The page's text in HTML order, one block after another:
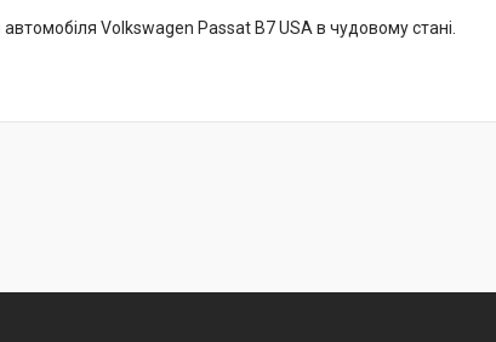
Volkswagen Passat B7 USA в чудовому стані.